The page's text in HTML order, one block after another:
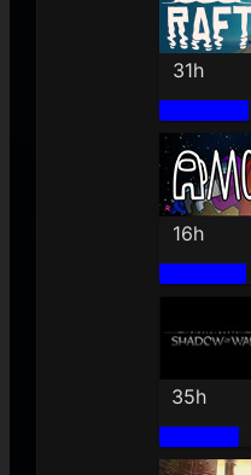
31h
16h
35h